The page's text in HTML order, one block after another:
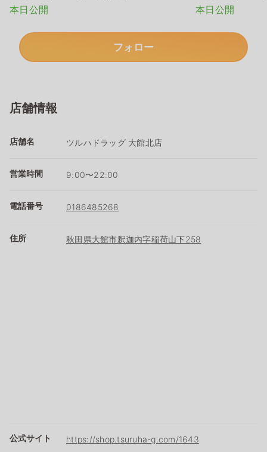
本日公開
本日公開
フォロー
店舗情報
店舗名 ツルハドラッグ 大館北店
営業時間 9:00〜22:00
電話番号 0186485268
住所 秋田県大館市釈迦内字稲荷山下258
公式サイト https://shop.tsuruha-g.com/1643